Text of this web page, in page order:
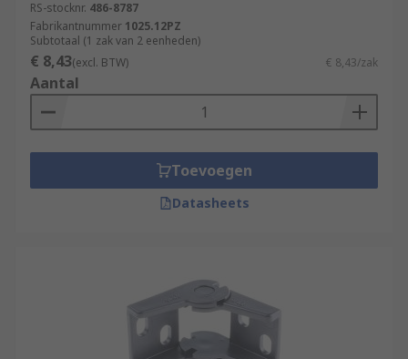
RS-stocknr. 486-8787
Fabrikantnummer 1025.12PZ
Subtotaal (1 zak van 2 eenheden)
€ 8,43(excl. BTW) € 8,43/zak
Aantal
Toevoegen
Datasheets